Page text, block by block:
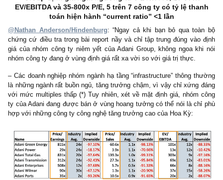
– Adani Exports cùng Adani Agro Ltd. và Adani Properties
2001 đã từng bị SEBI cáo buộc là có dính líu vớihãng broker